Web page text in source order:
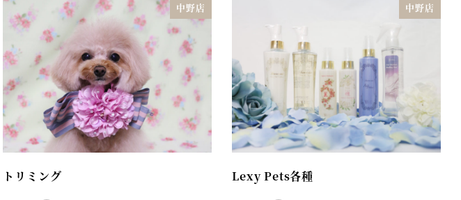
中野店
トリミング
中野店
Lexy Pets各種